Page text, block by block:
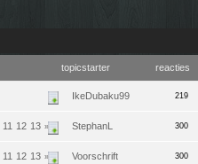
topicstarter reacties
IkeDubaku99 219
11 12 13 » StephanL 300
11 12 13 » Voorschrift 300